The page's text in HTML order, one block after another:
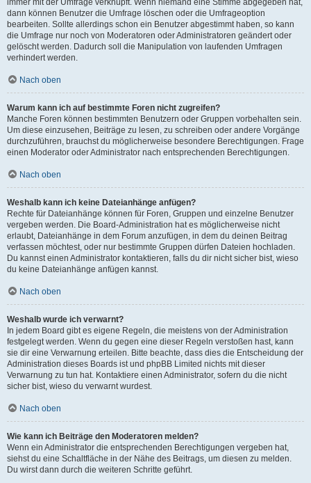
immer mit der Umfrage verknüpft. Wenn niemand eine Stimme abgegeben hat,
dann können Benutzer die Umfrage löschen oder die Umfrageoption
bearbeiten. Sollte allerdings schon ein Benutzer abgestimmt haben, so kann
die Umfrage nur noch von Moderatoren oder Administratoren geändert oder
gelöscht werden. Dadurch soll die Manipulation von laufenden Umfragen
verhindert werden.
Nach oben
Warum kann ich auf bestimmte Foren nicht zugreifen?
Manche Foren können bestimmten Benutzern oder Gruppen vorbehalten sein.
Um diese einzusehen, Beiträge zu lesen, zu schreiben oder andere Vorgänge
durchzuführen, brauchst du möglicherweise besondere Berechtigungen. Frage
einen Moderator oder Administrator nach entsprechenden Berechtigungen.
Nach oben
Weshalb kann ich keine Dateianhänge anfügen?
Rechte für Dateianhänge können für Foren, Gruppen und einzelne Benutzer
vergeben werden. Die Board-Administration hat es möglicherweise nicht
erlaubt, Dateianhänge in dem Forum anzufügen, in dem du deinen Beitrag
verfassen möchtest, oder nur bestimmte Gruppen dürfen Dateien hochladen.
Du kannst einen Administrator kontaktieren, falls du dir nicht sicher bist, wieso
du keine Dateianhänge anfügen kannst.
Nach oben
Weshalb wurde ich verwarnt?
In jedem Board gibt es eigene Regeln, die meistens von der Administration
festgelegt werden. Wenn du gegen eine dieser Regeln verstoßen hast, kann
sie dir eine Verwarnung erteilen. Bitte beachte, dass dies die Entscheidung der
Administration dieses Boards ist und phpBB Limited nichts mit dieser
Verwarnung zu tun hat. Kontaktiere einen Administrator, sofern du die nicht
sicher bist, wieso du verwarnt wurdest.
Nach oben
Wie kann ich Beiträge den Moderatoren melden?
Wenn ein Administrator die entsprechenden Berechtigungen vergeben hat,
siehst du eine Schaltfläche in der Nähe des Beitrags, um diesen zu melden.
Du wirst dann durch die weiteren Schritte geführt.